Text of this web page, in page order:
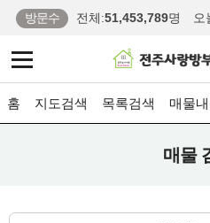
방문수 전체:51,453,789명 오
홈 지도검색 목록검색 매물
매물